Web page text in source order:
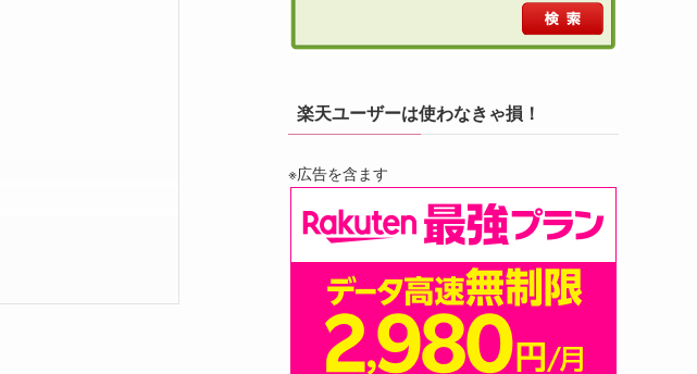
楽天ユーザーは使わなきゃ損！
※広告を含ます